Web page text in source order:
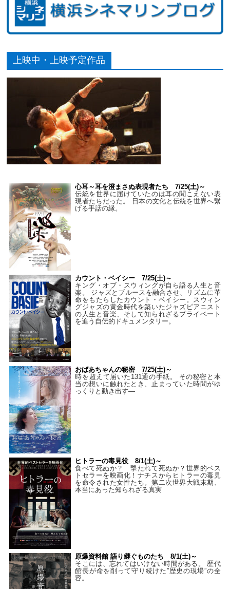
上映中・上映予定作品
心耳～耳を澄まさぬ表現者たち 7/25(土)～
伝統を世界に届けていたのは耳の聞こえない表
現者たちだった。 日本の文化と伝統を世界へ繋
げる手話の縁。
カウント・ベイシー 7/25(土)～
キング・オブ・スウィングが自ら語る人生と音
楽。 ジャズとブルースを融合させ、リズムに革
命をもたらしたカウント・ベイシー。スウィン
グジャズの黄金時代を築いたジャズピアニスト
の人生と音楽、そして知られざるプライベート
を追う自伝的ドキュメンタリー。
おばあちゃんの秘密 7/25(土)～
時を超えて届いた131通の手紙。 その秘密と本
当の想いに触れたとき、止まっていた時間がゆ
っくりと動き出す―
ヒトラーの毒見役 8/1(土)～
食べて死ぬか？ 撃たれて死ぬか？世界的ベス
トセラーを映画化！ナチスからヒトラーの毒見
を命令された女性たち。第二次世界大戦末期、
本当にあった知られざる真実
原爆資料館 語り継ぐものたち 8/1(土)～
そこには、忘れてはいけない時間がある。 歴代
館長が命を削って守り続けた”歴史の現場”の全
容。